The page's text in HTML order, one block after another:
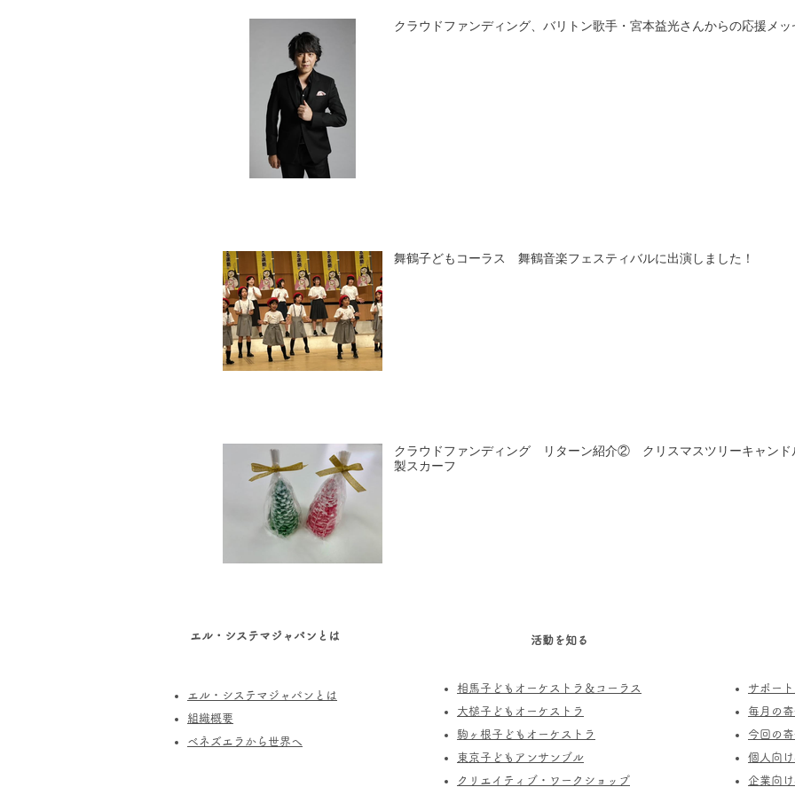
クラウドファンディング、バリトン歌手・宮本益光さんからの応援メッ
舞鶴子どもコーラス 舞鶴音楽フェスティバルに出演しました！
クラウドファンディング リターン紹介② クリスマスツリーキャンド
製スカーフ
エル・システマジャパンとは
エル・システマジャパンとは
​組織概要
​ベネズエラから世界へ
活動を知る
相馬子どもオーケストラ＆コーラス
​大槌子どもオーケストラ
駒ヶ根子どもオーケストラ
​東京子どもアンサンブル
​クリエイティブ・ワークショップ
サポー
毎月の
今回の
個人向
企業向